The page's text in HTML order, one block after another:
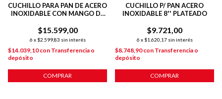
CUCHILLO PARA PAN DE ACERO
INOXIDABLE CON MANGO DE
$15.599,00
6 x $2.599,83 sin interés
$14.039,10con Transferencia o
depósito
COMPRAR
CUCHILLO P/ PAN ACERO
INOXIDABLE 8'' PLATEADO
$9.721,00
6 x $1.620,17 sin interés
$8.748,90con Transferencia o
depósito
COMPRAR